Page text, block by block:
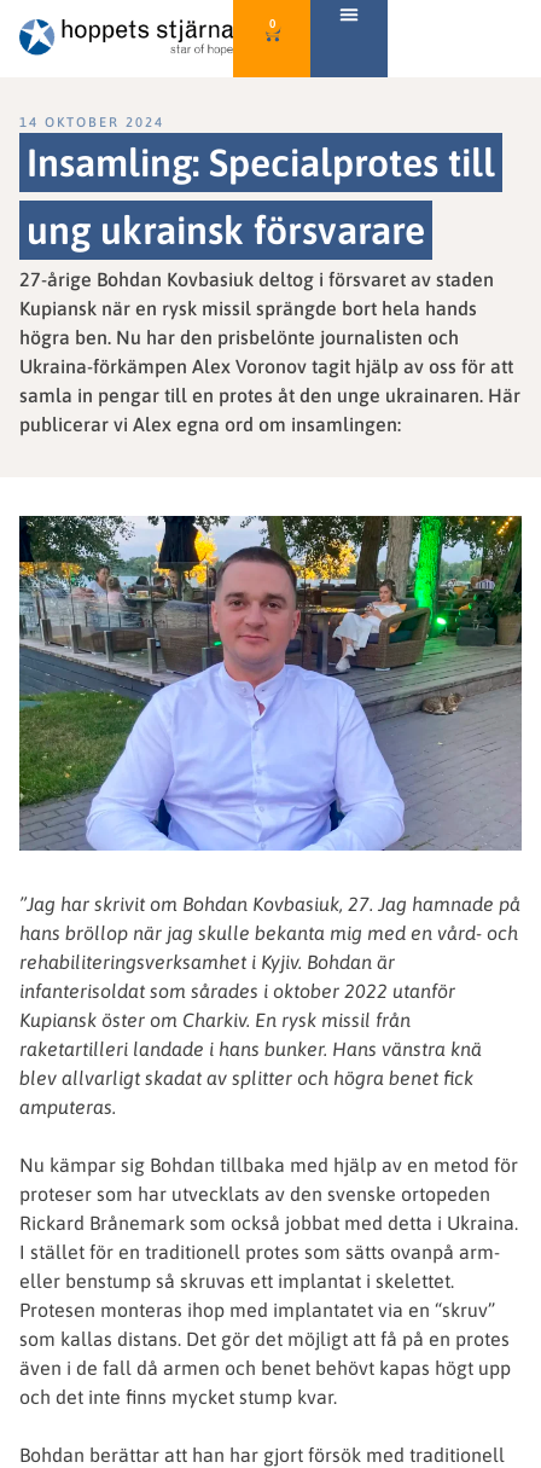
0
14 OKTOBER 2024
Insamling: Specialprotes till
ung ukrainsk försvarare
27-årige Bohdan Kovbasiuk deltog i försvaret av staden
Kupiansk när en rysk missil sprängde bort hela hands
högra ben. Nu har den prisbelönte journalisten och
Ukraina-förkämpen Alex Voronov tagit hjälp av oss för att
samla in pengar till en protes åt den unge ukrainaren. Här
publicerar vi Alex egna ord om insamlingen:
”Jag har skrivit om Bohdan Kovbasiuk, 27. Jag hamnade på
hans bröllop när jag skulle bekanta mig med en vård- och
rehabiliteringsverksamhet i Kyjiv. Bohdan är
infanterisoldat som sårades i oktober 2022 utanför
Kupiansk öster om Charkiv. En rysk missil från
raketartilleri landade i hans bunker. Hans vänstra knä
blev allvarligt skadat av splitter och högra benet fick
amputeras.
Nu kämpar sig Bohdan tillbaka med hjälp av en metod för
proteser som har utvecklats av den svenske ortopeden
Rickard Brånemark som också jobbat med detta i Ukraina.
I stället för en traditionell protes som sätts ovanpå arm-
eller benstump så skruvas ett implantat i skelettet.
Protesen monteras ihop med implantatet via en “skruv”
som kallas distans. Det gör det möjligt att få på en protes
även i de fall då armen och benet behövt kapas högt upp
och det inte finns mycket stump kvar.
Bohdan berättar att han har gjort försök med traditionell